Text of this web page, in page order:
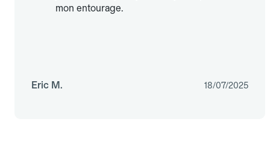
mon entourage.
Eric M. 18/07/2025